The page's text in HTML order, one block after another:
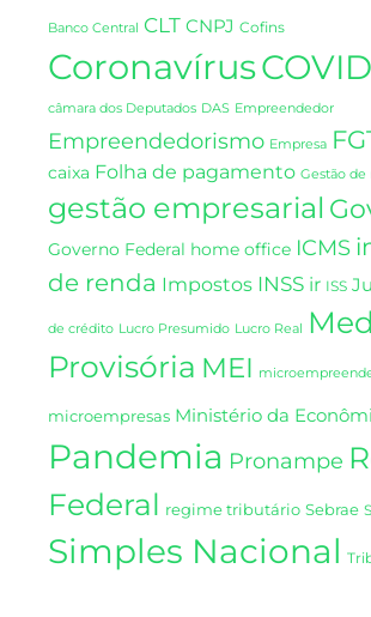
Banco Central CLT CNPJ Cofins
Coronavírus
câmara dos Deputados DAS Empreendedor
Empreendedorismo Empresa
caixa Folha de pagamento Gestão
gestão empresarial
Governo Federal home office ICMS
de renda Impostos INSS ir ISS
de crédito Lucro Presumido Lucro Real
Provisória MEI
microempresas Ministério da
Pandemia Pronampe
Federal regime tributário Sebrae
Simples Nacional